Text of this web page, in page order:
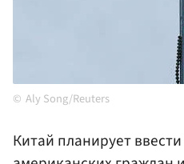
Aly Song/Reuters
Китай планирует